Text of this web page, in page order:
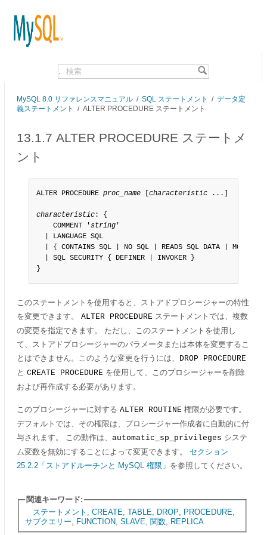
MySQL 8.0 リファレンスマニュアル / SQL ステートメント / データ定
義ステートメント
/ ALTER PROCEDURE ステートメント
13.1.7 ALTER PROCEDURE ステートメ
ント
ALTER PROCEDURE proc_name characteristic ...]
characteristic: {
    COMMENT '
string '
  | LANGUAGE SQL
| { CONTAINS SQL | NO SQL | READS SQL DATA |
  | SQL SECURITY { DEFINER | INVOKER }
}
このステートメントを使用すると、ストアドプロシージャーの特性
を変更できます。 ALTER PROCEDURE ステートメントでは、複数
の変更を指定できます。 ただし、このステートメントを使用し
て、ストアドプロシージャーのパラメータまたは本体を変更するこ
とはできません。このような変更を行うには、 DROP PROCEDURE
と CREATE PROCEDURE を使用して、このプロシージャーを削除
および再作成する必要があります。
このプロシージャーに対する ALTER ROUTINE 権限が必要です。
デフォルトでは、その権限は、プロシージャー作成者に自動的に付
与されます。 この動作は、 automatic_sp_privileges システ
ム変数を無効にすることによって変更できます。 セクション
25.2.2「ストアドルーチンと MySQL 権限」 を参照してください。
関連キーワード:
ステートメント
CREATE TABLE DROP PROCEDURE
サブクエリー
FUNCTION, SLAVE 関数, REPLICA